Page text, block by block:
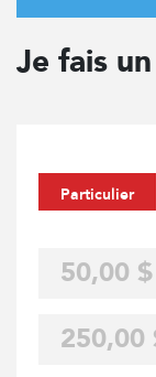
Je fais
Particulier
50,00 $
250,00